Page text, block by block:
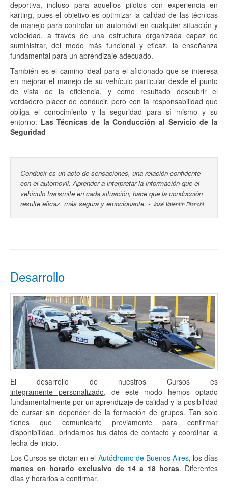
deportiva, incluso para aquellos pilotos con experiencia en
karting, pues el objetivo es optimizar la calidad de las técnicas
de manejo para controlar un automóvil en cualquier situación y
velocidad, a través de una estructura organizada capaz de
suministrar, del modo más funcional y eficaz, la enseñanza
fundamental para un aprendizaje adecuado.
También es el camino ideal para el aficionado que se interesa
en mejorar el manejo de su vehículo particular desde el punto
de vista de la eficiencia, y como resultado descubrir el
verdadero placer de conducir, pero con la responsabilidad que
obliga el conocimiento y la seguridad para sí mismo y su
entorno: Las Técnicas de la Conducción al Servicio de la
Seguridad
Conducir es un acto de sensaciones, una relación confidente
con el automovil. Aprender a interpretar la información que el
vehículo transmite en cada situación, hace que la conducción
resulte eficaz, más segura y emocionante. - José Valentín Bianchi -
Desarrollo
El desarrollo de nuestros Cursos es
integramente personalizado, de este modo hemos optado
fundamentalmente por un aprendizaje de calidad y la posibilidad
de cursar sin depender de la formación de grupos. Tan solo
tienes que comunicarte previamente para confirmar
disponibilidad, brindarnos tus datos de contacto y coordinar la
fecha de inicio.
Los Cursos se dictan en el Autódromo de Buenos Aires, los días
martes en horario exclusivo de 14 a 18 horas. Diferentes
días y horarios a confirmar.